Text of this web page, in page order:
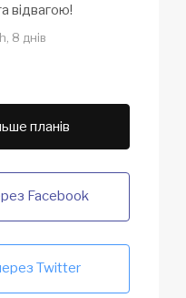
відвагою!
8 днів
планів
Facebook
Twitter